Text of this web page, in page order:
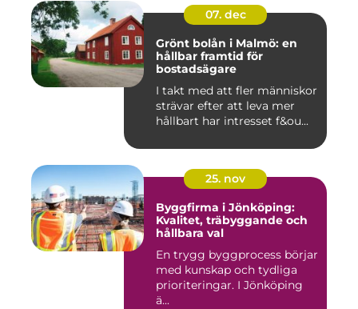
07. dec
Grönt bolån i Malmö: en
hållbar framtid för
bostadsägare
I takt med att fler människor
strävar efter att leva mer
hållbart har intresset f&ou...
25. nov
Byggfirma i Jönköping:
Kvalitet, träbyggande och
hållbara val
En trygg byggprocess börjar
med kunskap och tydliga
prioriteringar. I Jönköping
ä...